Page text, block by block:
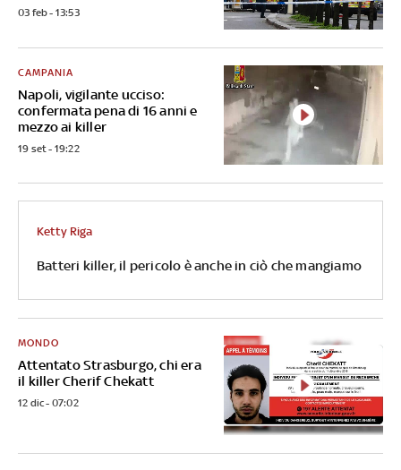
03 feb - 13:53
Napoli, vigilante ucciso:
confermata pena di 16 anni e
mezzo ai killer
CAMPANIA
19 set - 19:22
Batteri killer, il pericolo è anche in ciò che mangiamo
Ketty Riga
Attentato Strasburgo, chi era
il killer Cherif Chekatt
MONDO
12 dic - 07:02